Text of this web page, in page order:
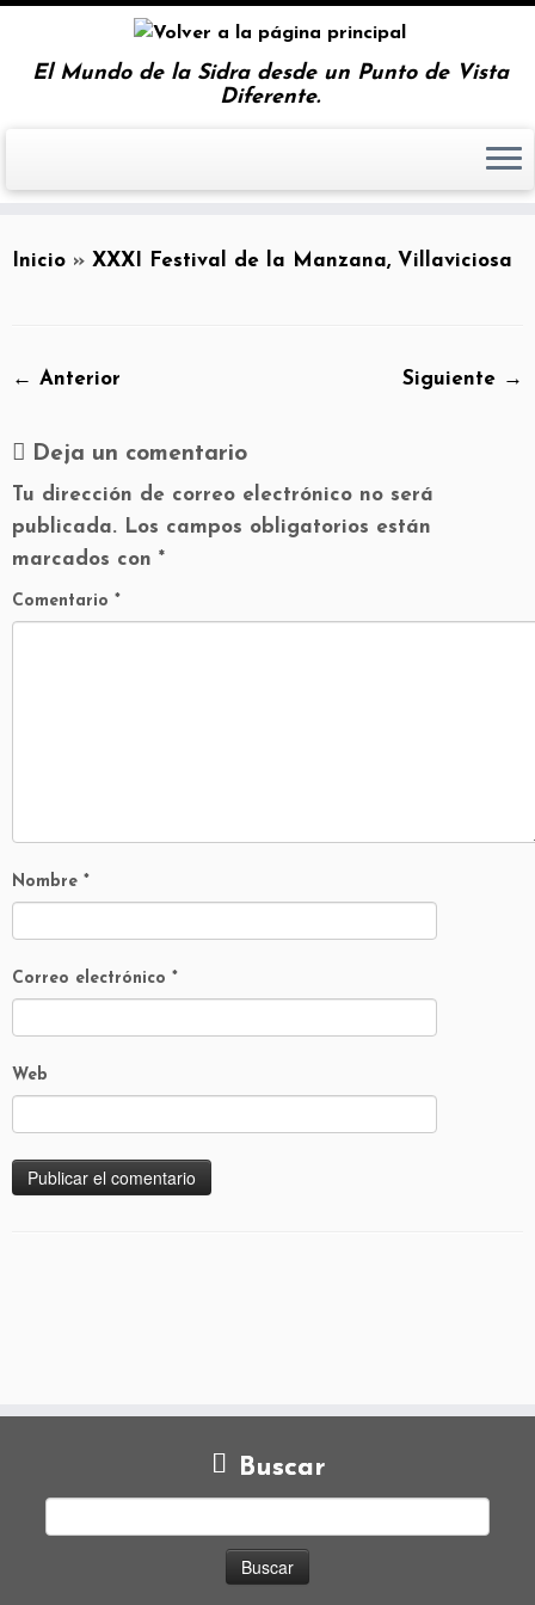
El Mundo de la Sidra desde un Punto de Vista
Diferente.
Inicio » XXXI Festival de la Manzana, Villaviciosa
← Anterior Siguiente →
Deja un comentario
Tu dirección de correo electrónico no será
publicada. Los campos obligatorios están
marcados con *
Comentario *
Nombre *
Correo electrónico *
Web
Buscar